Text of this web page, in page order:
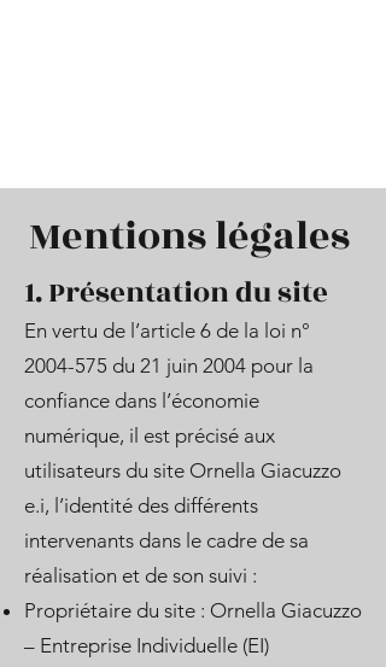
Mentions légales
1. Présentation du site
En vertu de l’article 6 de la loi n°
2004-575 du 21 juin 2004 pour la
confiance dans l’économie
numérique, il est précisé aux
utilisateurs du site Ornella Giacuzzo
e.i, l’identité des différents
intervenants dans le cadre de sa
réalisation et de son suivi :
Propriétaire du site : Ornella Giacuzzo
– Entreprise Individuelle (EI)